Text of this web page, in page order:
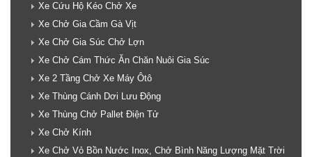
Xe Cứu Hộ Kéo Chở Xe
Xe Chở Gia Cầm Gà Vịt
Xe Chở Gia Súc Chở Lợn
Xe Chở Cám Thức Ăn Chăn Nuôi Gia Súc
Xe 2 Tầng Chở Xe Máy Ôtô
Xe Thùng Cánh Dơi Lưu Động
Xe Thùng Chở Pallet Điện Tử
Xe Chở Kính
Xe Chở Vỏ Bồn Nước Inox, Chở Bình Năng Lượng Mặt Trời